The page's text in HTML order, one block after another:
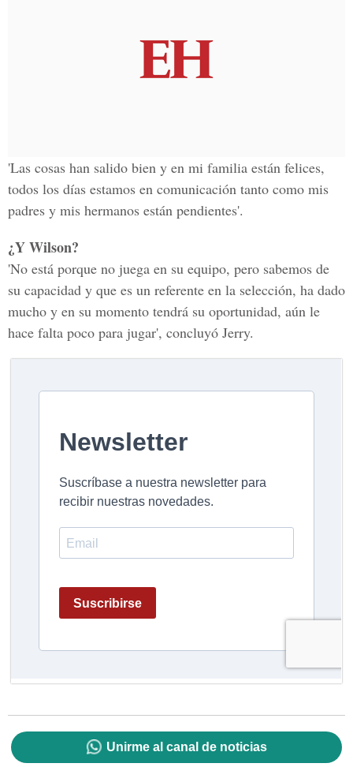
'Las cosas han salido bien y en mi familia están felices,
todos los días estamos en comunicación tanto como mis
padres y mis hermanos están pendientes'.
¿Y Wilson?
'No está porque no juega en su equipo, pero sabemos de
su capacidad y que es un referente en la selección, ha dado
mucho y en su momento tendrá su oportunidad, aún le
hace falta poco para jugar', concluyó Jerry.
Unirme al canal de noticias